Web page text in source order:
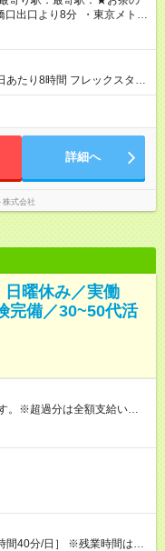
間】試用期
用形態と給与に、本採用時
：本採用時と同じです。 給
は固定残業代はありません
口出口より8分 ・東京メトロ
・東京メトロ丸の内線
線「小川町」より徒歩5分）
あたり8時間 フレックスタイ
シブルタイム/定めなし コア
～18:00 ※研修期間中は
詳細へ
株式会社
日曜休み／実働
完備／30~50代活
。※超過分は全額支給いたし
みなし残業時間 41.5時間／
間40分/日］ ※残業時間は最